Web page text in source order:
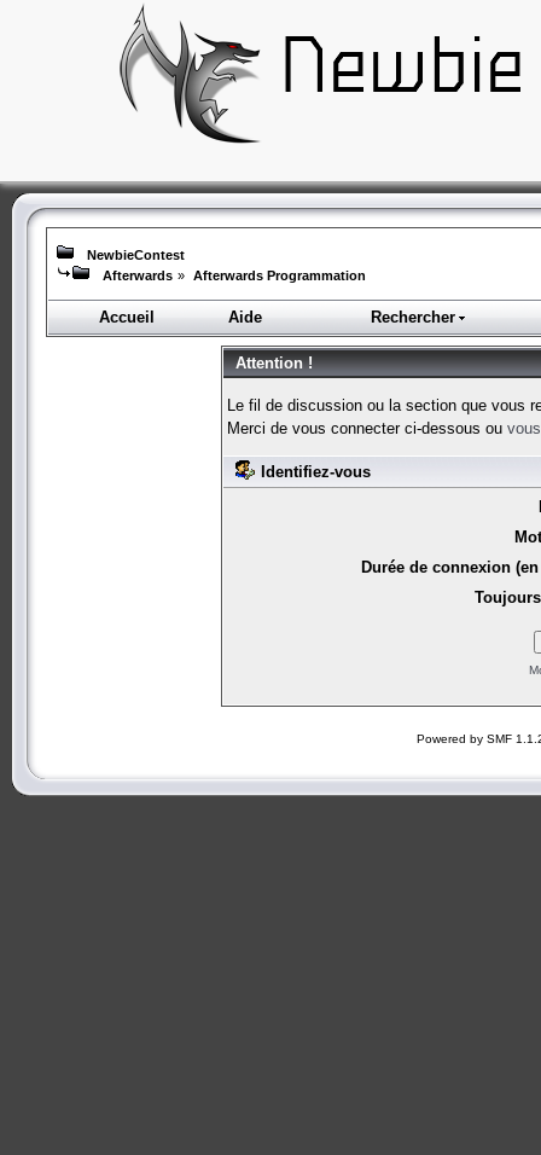
NewbieContest
Afterwards » Afterwards Programmation
Accueil Aide Rechercher
Attention !
Le fil de discussion ou la section que vous
Merci de vous connecter ci-dessous ou
Identifiez-vous
Durée de connexion
Powered by SMF